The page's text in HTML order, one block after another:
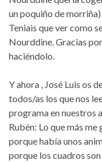
un poquiño de
Teniais que ver como
Nourddine. Gracias
haciéndolo.
Y ahora , José Luis os
todos/as los que nos
programa en nuestros
Rubén: Lo que más
porque había unos
porque los cuadros